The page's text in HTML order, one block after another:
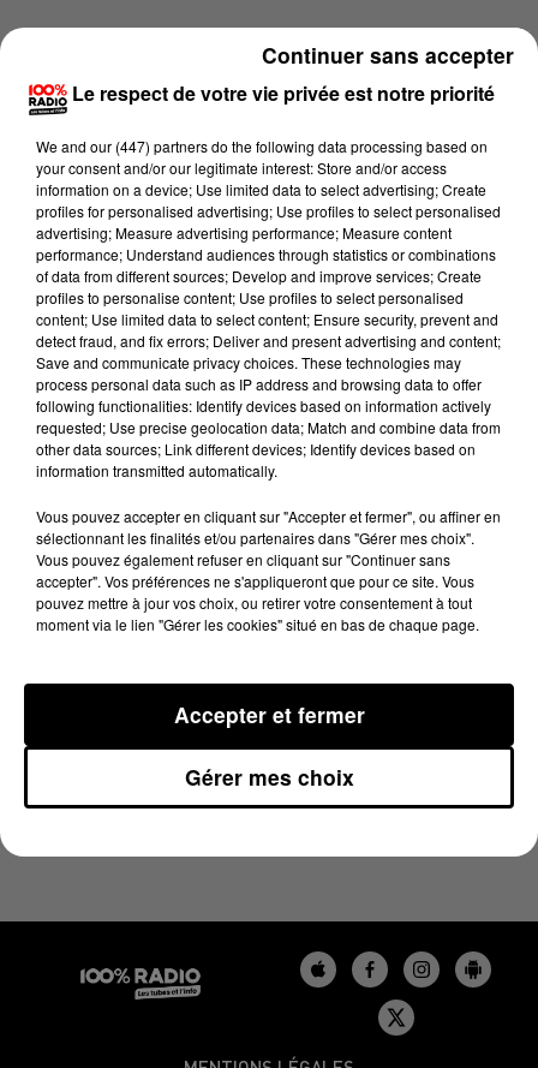
Lecture (1 min 9 sec)
100%
1er août 2025 - 1 min 9 sec
L'AGENDA DU LOT DU 01/08/2025 À 06H47
Le respect de votre vie privée est notre priorité
We and our (447) partnersdo the following data processing based on
your consent and/or our legitimate interest: Store and/or access
information on a device; Use limited data to select advertising; Create
profiles for personalised advertising; Use profiles to select personalised
advertising; Measure advertising performance; Measure content
performance; Understand audiences through statistics or combinations
of data from different sources; Develop and improve services; Create
profiles to personalise content; Use profiles to select personalised
content; Use limited data to select content; Ensure security, prevent and
detect fraud, and fix errors; Deliver and present advertising and content;
Save and communicate privacy choices. These technologies may
process personal data such as IP address and browsing data to offer
following functionalities: Identify devices based on information actively
requested; Use precise geolocation data; Match and combine data from
other data sources; Link different devices; Identify devices based on
information transmitted automatically.
Vous pouvez accepter en cliquant sur "Accepter et fermer", ou affiner en
sélectionnant les finalités et/ou partenaires dans "Gérer mes choix".
Vous pouvez également refuser en cliquant sur "Continuer sans
accepter". Vos préférences ne s'appliqueront que pour ce site. Vous
pouvez mettre à jour vos choix, ou retirer votre consentement à tout
moment via le lien "Gérer les cookies" situé en bas de chaque page.
Gérer mes choix
Accepter et fermer
Continuer sans accepter